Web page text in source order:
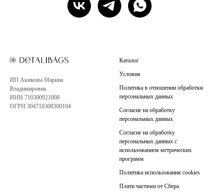
ИП Акимова Марина
Владимировна
ИНН 710300921008
ОГРН 304710308300104
Каталог
Условия
Политика в отношении обработки
персональных данных
Согласие на обработку
персональных данных
Согласие на обработку
персональных данных с
использованием метрических
программ
Политика использования cookies
Плати частями от Сбера